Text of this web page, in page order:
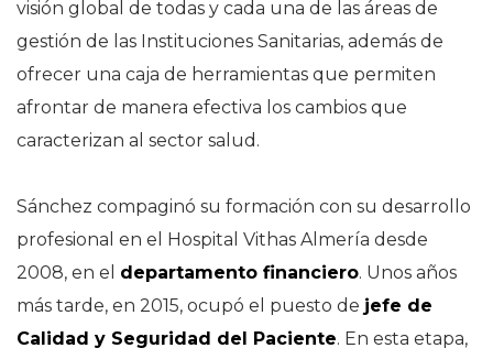
visión global de todas y cada una de las áreas de
gestión de las Instituciones Sanitarias, además de
ofrecer una caja de herramientas que permiten
afrontar de manera efectiva los cambios que
caracterizan al sector salud.
Sánchez compaginó su formación con su desarrollo
profesional en el Hospital Vithas Almería desde
2008, en el departamento financiero. Unos años
más tarde, en 2015, ocupó el puesto de jefe de
Calidad y Seguridad del Paciente. En esta etapa,